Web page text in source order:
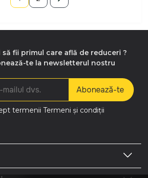
să fii primul care află de reduceri ?
te la newsletterul nostru
Abonează-te
termenii Termeni și condiții